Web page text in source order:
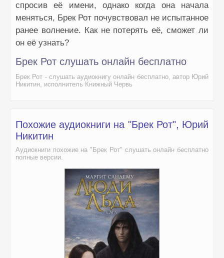
спросив её имени, однако когда она начала
меняться, Брек Рот почувствовал не испытанное
ранее волнение. Как не потерять её, сможет ли
он её узнать?
Брек Рот слушать онлайн бесплатно
Брек Рот - слушать аудиокнигу онлайн бесплатно, автор Юрий
Никитин, исполнитель Книжный Червь
Похожие аудиокниги на "Брек Рот", Юрий
Никитин
Аудиокниги похожие на "Брек Рот" слушать онлайн бесплатно
полные версии.